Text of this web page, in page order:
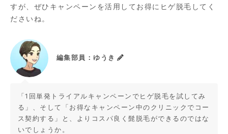
すが、ぜひキャンペーンを活用してお得にヒゲ脱毛してく
ださいね。
編集部員：ゆうき
「1回単発トライアルキャンペーンでヒゲ脱毛を試してみ
る」、そして「お得なキャンペーン中のクリニックでコー
ス契約する」と、よりコスパ良く髭脱毛ができるのではな
いでしょうか。